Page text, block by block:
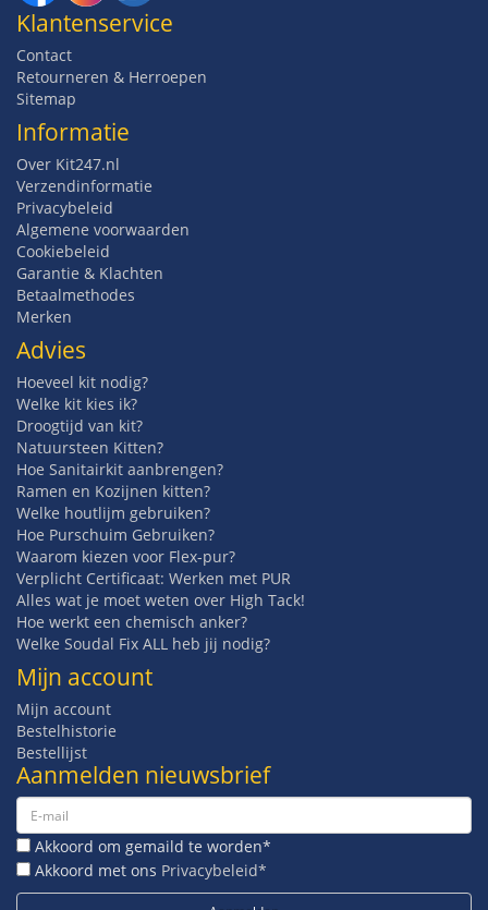
Klantenservice
Contact
Retourneren & Herroepen
Sitemap
Informatie
Over Kit247.nl
Verzendinformatie
Privacybeleid
Algemene voorwaarden
Cookiebeleid
Garantie & Klachten
Betaalmethodes
Merken
Advies
Hoeveel kit nodig?
Welke kit kies ik?
Droogtijd van kit?
Natuursteen Kitten?
Hoe Sanitairkit aanbrengen?
Ramen en Kozijnen kitten?
Welke houtlijm gebruiken?
Hoe Purschuim Gebruiken?
Waarom kiezen voor Flex-pur?
Verplicht Certificaat: Werken met PUR
Alles wat je moet weten over High Tack!
Hoe werkt een chemisch anker?
Welke Soudal Fix ALL heb jij nodig?
Mijn account
Mijn account
Bestelhistorie
Bestellijst
Aanmelden nieuwsbrief
Akkoord om gemaild te worden*
Akkoord met ons Privacybeleid*